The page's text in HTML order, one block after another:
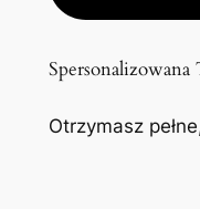
Spersonalizowana
Otrzymasz